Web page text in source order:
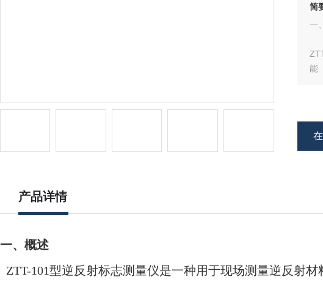
简
一
能
产品详情
一、 概述
ZTT-101型逆反射标志测量仪是一种用于现场测量逆反射